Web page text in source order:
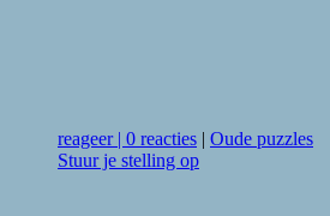
reageer| 0 reacties | Oude puzzles
Stuur je stelling op